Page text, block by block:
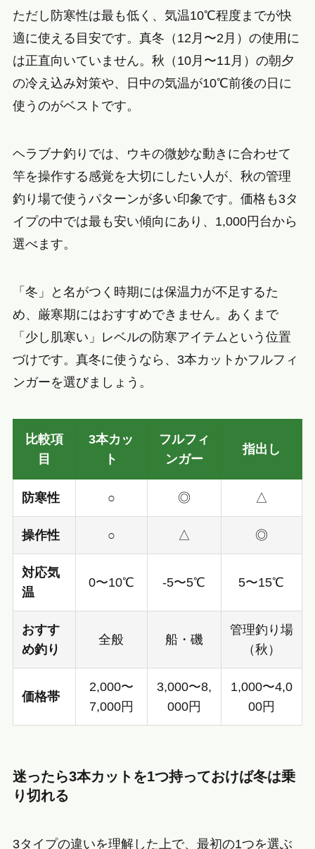
ただし防寒性は最も低く、気温10℃程度までが快
適に使える目安です。真冬（12月〜2月）の使用に
は正直向いていません。秋（10月〜11月）の朝夕
の冷え込み対策や、日中の気温が10℃前後の日に
使うのがベストです。
ヘラブナ釣りでは、ウキの微妙な動きに合わせて
竿を操作する感覚を大切にしたい人が、秋の管理
釣り場で使うパターンが多い印象です。価格も3タ
イプの中では最も安い傾向にあり、1,000円台から
選べます。
「冬」と名がつく時期には保温力が不足するた
め、厳寒期にはおすすめできません。あくまで
「少し肌寒い」レベルの防寒アイテムという位置
づけです。真冬に使うなら、3本カットかフルフィ
ンガーを選びましょう。
比較項
目
3本カッ
ト
フルフィ
ンガー
指出し
防寒性 ○ ◎ △
操作性 ○ △ ◎
対応気
温
0〜10℃ -5〜5℃ 5〜15℃
おすす
め釣り
全般 船・磯
管理釣り場
（秋）
価格帯
2,000〜
7,000円
3,000〜8,
000円
1,000〜4,0
00円
迷ったら3本カットを1つ持っておけば冬は乗
り切れる
3タイプの違いを理解した上で、最初の1つを選ぶ